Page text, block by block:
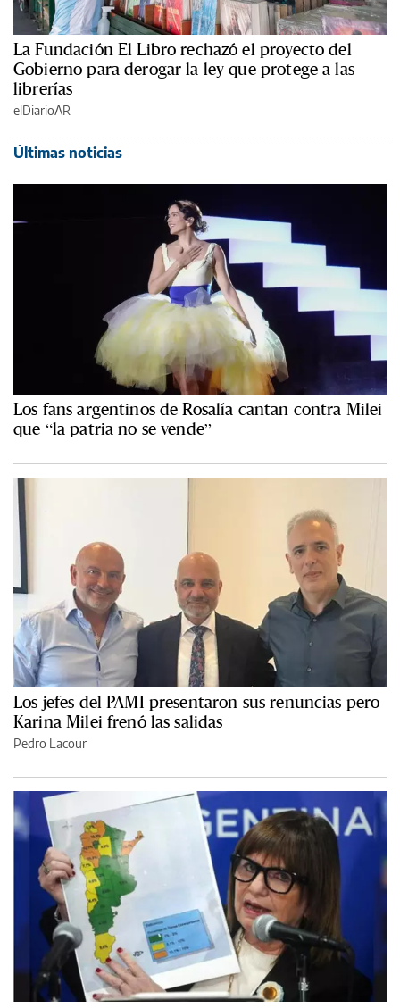
La Fundación El Libro rechazó el proyecto del
Gobierno para derogar la ley que protege a las
librerías
elDiarioAR
Últimas noticias
Los fans argentinos de Rosalía cantan contra Milei
que “la patria no se vende”
Los jefes del PAMI presentaron sus renuncias pero
Karina Milei frenó las salidas
Pedro Lacour